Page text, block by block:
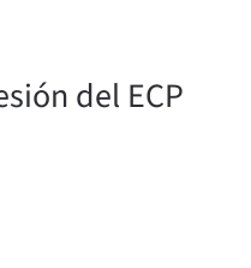
del ECP